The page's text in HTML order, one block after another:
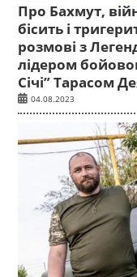
Про Бахмут,
бісить і
розмові з
лідером
Січі” Тарасом
04.08.2023